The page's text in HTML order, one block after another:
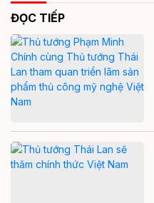
ĐỌC TIẾP